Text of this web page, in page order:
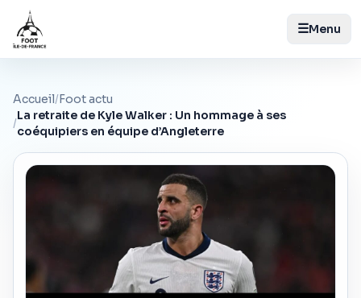
☰Menu
Accueil/Foot actu
/
La retraite de Kyle Walker : Un hommage à ses
coéquipiers en équipe d’Angleterre